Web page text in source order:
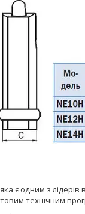
є одним з
технічним